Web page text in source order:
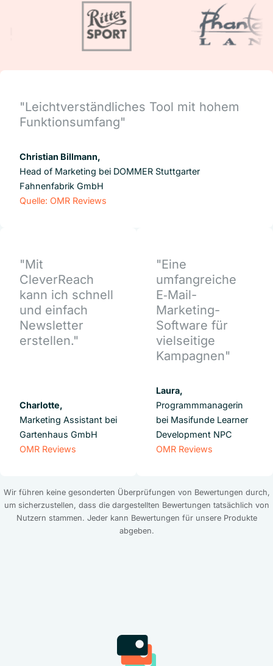
"Leichtverständliches Tool mit hohem
Funktionsumfang"
Christian Billmann,
Head of Marketing bei DOMMER Stuttgarter
Fahnenfabrik GmbH
Quelle: OMR Reviews
"Mit
CleverReach
kann ich schnell
und einfach
Newsletter
erstellen."
Charlotte,
Marketing Assistant bei
Gartenhaus GmbH
OMR Reviews
"Eine
umfangreiche
E‑Mail-
Marketing-
Software für
vielseitige
Kampagnen"
Laura,
Programmmanagerin
bei Masifunde Learner
Development NPC
OMR Reviews
Wir führen keine gesonderten Überprüfungen von Bewertungen durch,
um sicherzustellen, dass die dargestellten Bewertungen tatsächlich von
Nutzern stammen. Jeder kann Bewertungen für unsere Produkte
abgeben.